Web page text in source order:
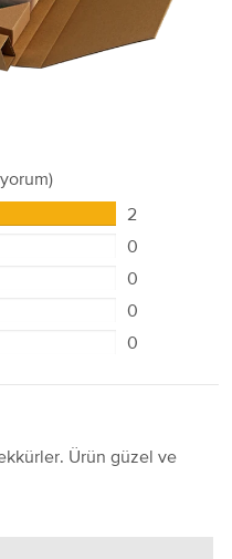
2
0
0
0
0
Ürün güzel ve